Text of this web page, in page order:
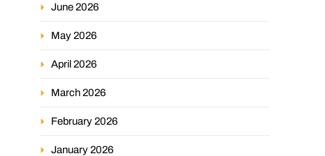
June 2026
May 2026
April 2026
March 2026
February 2026
January 2026